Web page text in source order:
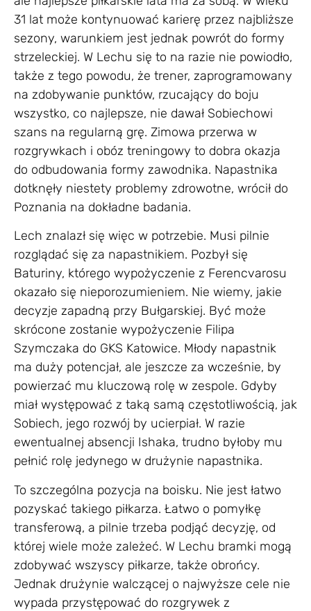
31 lat może kontynuować karierę przez najbliższe
sezony, warunkiem jest jednak powrót do formy
strzeleckiej. W Lechu się to na razie nie powiodło,
także z tego powodu, że trener, zaprogramowany
na zdobywanie punktów, rzucający do boju
wszystko, co najlepsze, nie dawał Sobiechowi
szans na regularną grę. Zimowa przerwa w
rozgrywkach i obóz treningowy to dobra okazja
do odbudowania formy zawodnika. Napastnika
dotknęły niestety problemy zdrowotne, wrócił do
Poznania na dokładne badania.
Lech znalazł się więc w potrzebie. Musi pilnie
rozglądać się za napastnikiem. Pozbył się
Baturiny, którego wypożyczenie z Ferencvarosu
okazało się nieporozumieniem. Nie wiemy, jakie
decyzje zapadną przy Bułgarskiej. Być może
skrócone zostanie wypożyczenie Filipa
Szymczaka do GKS Katowice. Młody napastnik
ma duży potencjał, ale jeszcze za wcześnie, by
powierzać mu kluczową rolę w zespole. Gdyby
miał występować z taką samą częstotliwością, jak
Sobiech, jego rozwój by ucierpiał. W razie
ewentualnej absencji Ishaka, trudno byłoby mu
pełnić rolę jedynego w drużynie napastnika.
To szczególna pozycja na boisku. Nie jest łatwo
pozyskać takiego piłkarza. Łatwo o pomyłkę
transferową, a pilnie trzeba podjąć decyzję, od
której wiele może zależeć. W Lechu bramki mogą
zdobywać wszyscy piłkarze, także obrońcy.
Jednak drużynie walczącej o najwyższe cele nie
wypada przystępować do rozgrywek z